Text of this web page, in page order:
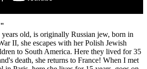
old, is originally Russian jew, born in
II, she escapes with her Polish Jewish
to South America. Here they lived for 35
death, she returns to France! When I met